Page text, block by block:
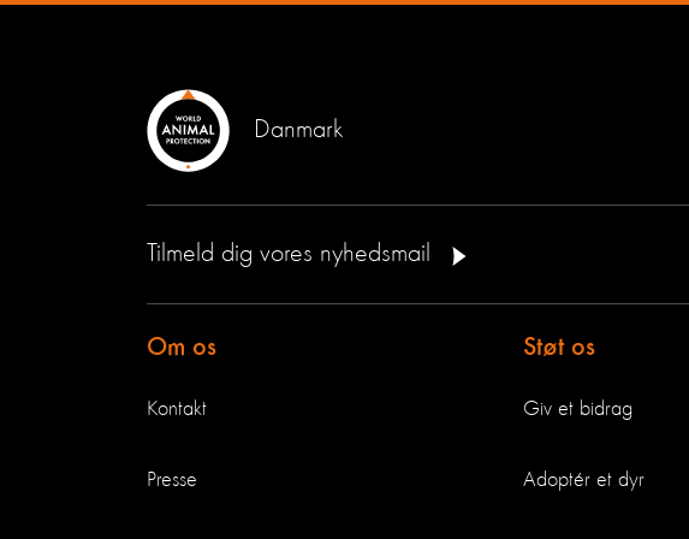
Danmark
Tilmeld dig vores nyhedsmail
Om os
Kontakt
Presse
Støt os
Giv et bidrag
Adoptér et dyr